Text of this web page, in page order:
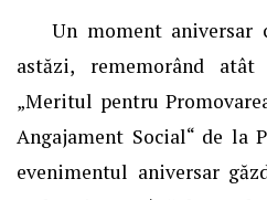
Un moment aniversar
astăzi, rememorând
„Meritul pentru
Angajament Social“ de la
evenimentul aniversar